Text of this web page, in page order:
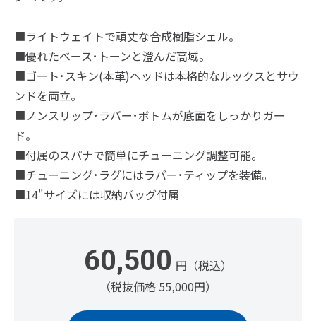
■ライトウェイトで頑丈な合成樹脂シェル。
■優れたベース･トーンと澄んだ高域。
■ゴート･スキン(本革)ヘッドは本格的なルックスとサウ
ンドを両立。
■ノンスリップ･ラバー･ボトムが底面をしっかりガー
ド。
■付属のスパナで簡単にチューニング調整可能。
■チューニング･ラグにはラバー･ティップを装備。
■14"サイズには収納バッグ付属
60,500 円（税込）
（税抜価格 55,000円）